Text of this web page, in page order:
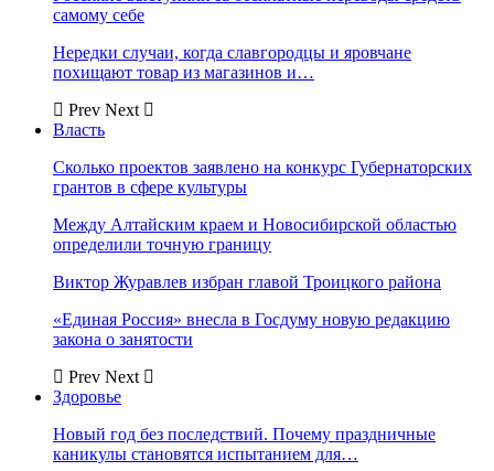
самому себе
Нередки случаи, когда славгородцы и яровчане
похищают товар из магазинов и…
Prev Next
Власть
Сколько проектов заявлено на конкурс Губернаторских
грантов в сфере культуры
Между Алтайским краем и Новосибирской областью
определили точную границу
Виктор Журавлев избран главой Троицкого района
«Единая Россия» внесла в Госдуму новую редакцию
закона о занятости
Prev Next
Здоровье
Новый год без последствий. Почему праздничные
каникулы становятся испытанием для…